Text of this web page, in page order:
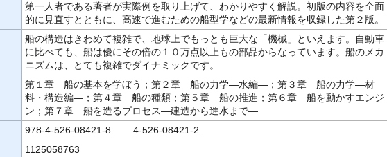
第一人者である著者が実際例を取り上げて、わかりやすく解説。初版の内容を全面
的に見直すとともに、高速で進むための船型学などの最新情報を収録した第２版。
船の構造はきわめて複雑で、地球上でもっとも巨大な「機械」といえます。自動車
に比べても、船は優にその倍の１０万点以上もの部品からなっています。船のメカ
ニズムは、とても複雑でダイナミックです。
第１章 船の基本を学ぼう；第２章 船の力学―水編―；第３章 船の力学―材
料・構造編―；第４章 船の種類；第５章 船の推進；第６章 船を動かすエンジ
ン；第７章 船を造るプロセス―建造から進水まで―
978-4-526-08421-8 4-526-08421-2
1125058763